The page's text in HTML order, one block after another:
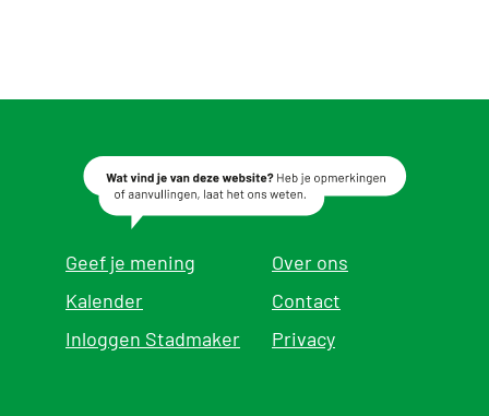
Geef je mening
Kalender
Inloggen Stadmaker
Over ons
Contact
Privacy